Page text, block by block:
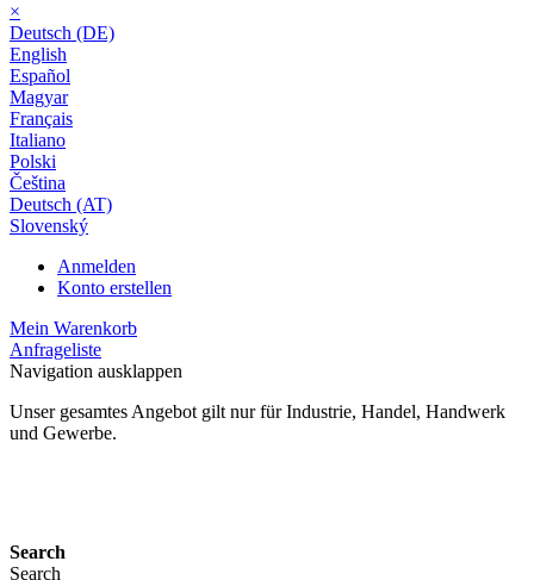
×
Deutsch (DE)
English
Español
Magyar
Français
Italiano
Polski
Čeština
Deutsch (AT)
Slovenský
Anmelden
Konto erstellen
Mein Warenkorb
Anfrageliste
Navigation ausklappen
Unser gesamtes Angebot gilt nur für Industrie, Handel, Handwerk
und Gewerbe.
Search
Search